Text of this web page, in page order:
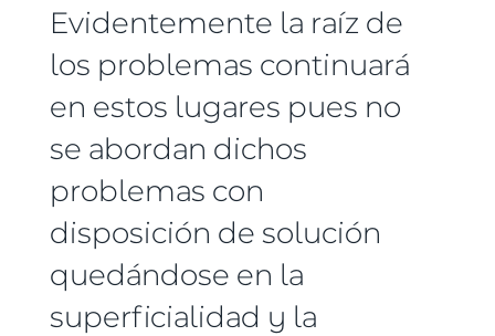
Evidentemente la raíz de
los problemas continuará
en estos lugares pues no
se abordan dichos
problemas con
disposición de solución
quedándose en la
superficialidad y la